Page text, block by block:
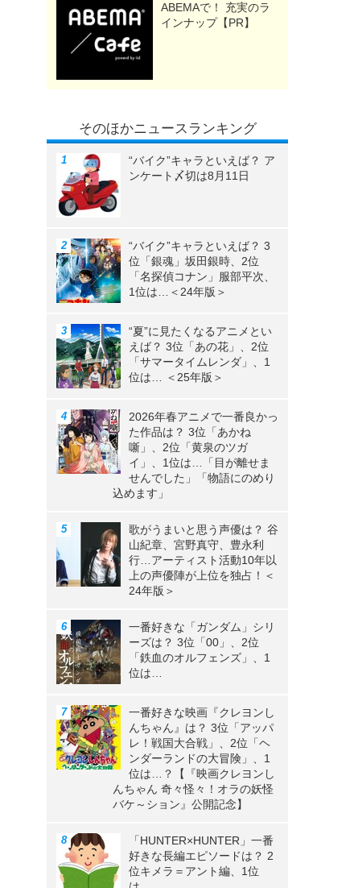
ABEMAで！ 充実のラ
インナップ【PR】
そのほかニュースランキング
“バイク”キャラといえば？ ア
ンケート〆切は8月11日
“バイク”キャラといえば？ 3
位「銀魂」坂田銀時、2位
「名探偵コナン」服部平次、
1位は…＜24年版＞
“夏”に見たくなるアニメとい
えば？ 3位「あの花」、2位
「サマータイムレンダ」、1
位は… ＜25年版＞
2026年春アニメで一番良かっ
た作品は？ 3位「あかね
噺」、2位「黄泉のツガ
イ」、1位は…「目が離せま
せんでした」「物語にのめり
込めます」
歌がうまいと思う声優は？ 谷
山紀章、宮野真守、豊永利
行…アーティスト活動10年以
上の声優陣が上位を独占！＜
24年版＞
一番好きな「ガンダム」シリ
ーズは？ 3位「00」、2位
「鉄血のオルフェンズ」、1
位は…
一番好きな映画『クレヨンし
んちゃん』は？ 3位「アッパ
レ！戦国大合戦」、2位「ヘ
ンダーランドの大冒険」、1
位は…？【『映画クレヨンし
んちゃん 奇々怪々！オラの妖怪
バケ～ション』公開記念】
「HUNTER×HUNTER」一番
好きな長編エピソードは？ 2
位キメラ＝アント編、1位